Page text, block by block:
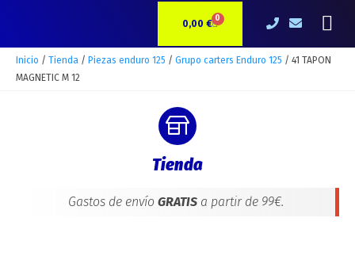
0,00 € 0CARRITO
Inicio / Tienda / Piezas enduro 125 / Grupo carters Enduro 125 / 41 TAPON
MAGNETIC M 12
Tienda
Gastos de envío GRATISa partir de 99€.
M
12